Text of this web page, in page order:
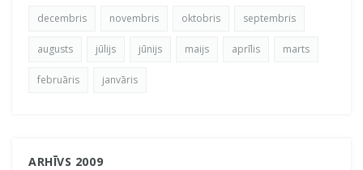
decembris novembris oktobris septembris
augusts jūlijs jūnijs maijs aprīlis marts
februāris janvāris
ARHĪVS 2009